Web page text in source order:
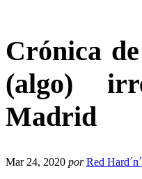
Crónica
(algo)
Madrid
Mar 24, 2020 por Red